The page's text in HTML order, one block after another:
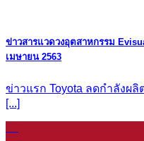
ข่าวสารแวดวงอุตสาหกรรม
เมษายน 2563
ข่าวแรก Toyota ลดกำลังผ
[...]